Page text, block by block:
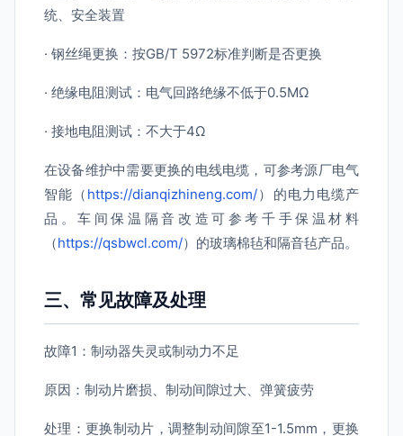
统、安全装置
· 钢丝绳更换：按GB/T 5972标准判断是否更换
· 绝缘电阻测试：电气回路绝缘不低于0.5MΩ
· 接地电阻测试：不大于4Ω
在设备维护中需要更换的电线电缆，可参考源厂电气
智能（ https://dianqizhineng.com/）的电力电缆产
品。车间保温隔音改造可参考千手保温材料
（https://qsbwcl.com/）的玻璃棉毡和隔音毡产品。
三、常见故障及处理
故障1：制动器失灵或制动力不足
原因：制动片磨损、制动间隙过大、弹簧疲劳
处理：更换制动片，调整制动间隙至1-1.5mm，更换